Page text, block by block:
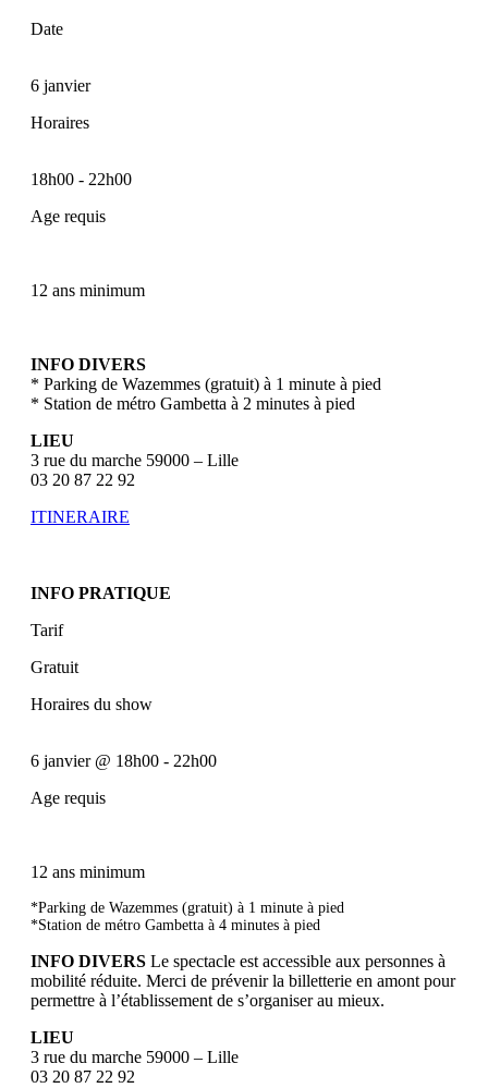
Date
6 janvier
Horaires
18h00 - 22h00
Age requis
12 ans minimum
INFO DIVERS
* Parking de Wazemmes (gratuit) à 1 minute à pied
* Station de métro Gambetta à 2 minutes à pied
LIEU
3 rue du marche 59000 – Lille
03 20 87 22 92
ITINERAIRE
INFO PRATIQUE
Tarif
Gratuit
Horaires du show
6 janvier @ 18h00 - 22h00
Age requis
12 ans minimum
*Parking de Wazemmes (gratuit) à 1 minute à pied
*Station de métro Gambetta à 4 minutes à pied
INFO DIVERS Le spectacle est accessible aux personnes à
mobilité réduite. Merci de prévenir la billetterie en amont pour
permettre à l’établissement de s’organiser au mieux.
LIEU
3 rue du marche 59000 – Lille
03 20 87 22 92